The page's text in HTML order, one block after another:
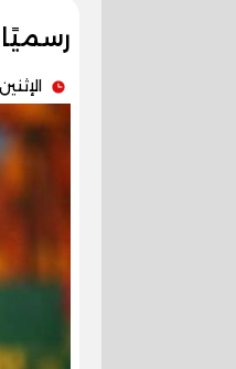
الإثنين 02/أغسطس/2021 - 05:58 م